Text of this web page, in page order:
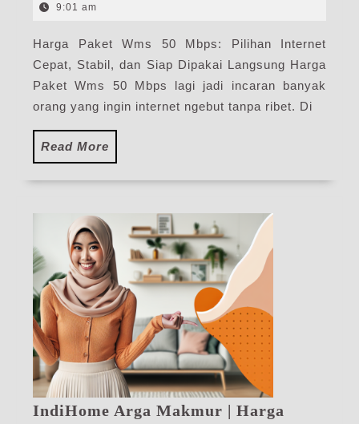
|
Harga
Paket
Pasang
2026
9:01 am
Harga Paket Wms 50 Mbps: Pilihan Internet
Cepat, Stabil, dan Siap Dipakai Langsung Harga
Paket Wms 50 Mbps lagi jadi incaran banyak
orang yang ingin internet ngebut tanpa ribet. Di
Read More
More
IndiHome Arga Makmur | Harga